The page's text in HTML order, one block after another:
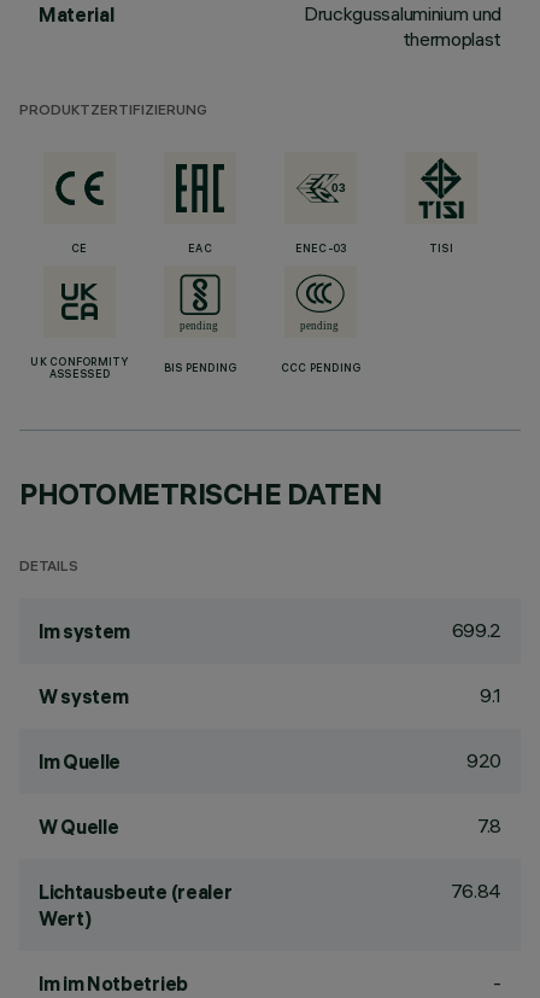
Material
Druckgussaluminium und
thermoplast
PRODUKTZERTIFIZIERUNG
CE EAC ENEC-03 TISI
UK CONFORMITY
ASSESSED
BIS PENDING CCC PENDING
PHOTOMETRISCHE DATEN
DETAILS
lm system 699.2
W system 9.1
lm Quelle 920
W Quelle 7.8
Lichtausbeute (realer
Wert)
76.84
lm im Notbetrieb -